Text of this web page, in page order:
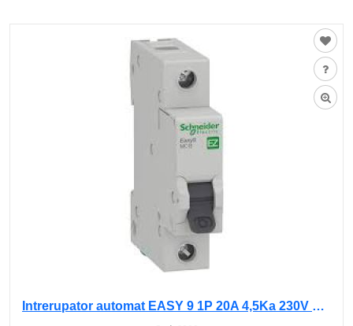
Intrerupator automat EASY 9 1P 20A 4,5Ka 230V curba C